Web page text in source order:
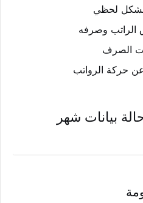
لحظي
الراتب وصرفه
الصرف
عن حركة الرواتب
بيانات شهر